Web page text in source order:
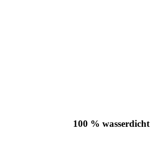
100 % wasserdicht